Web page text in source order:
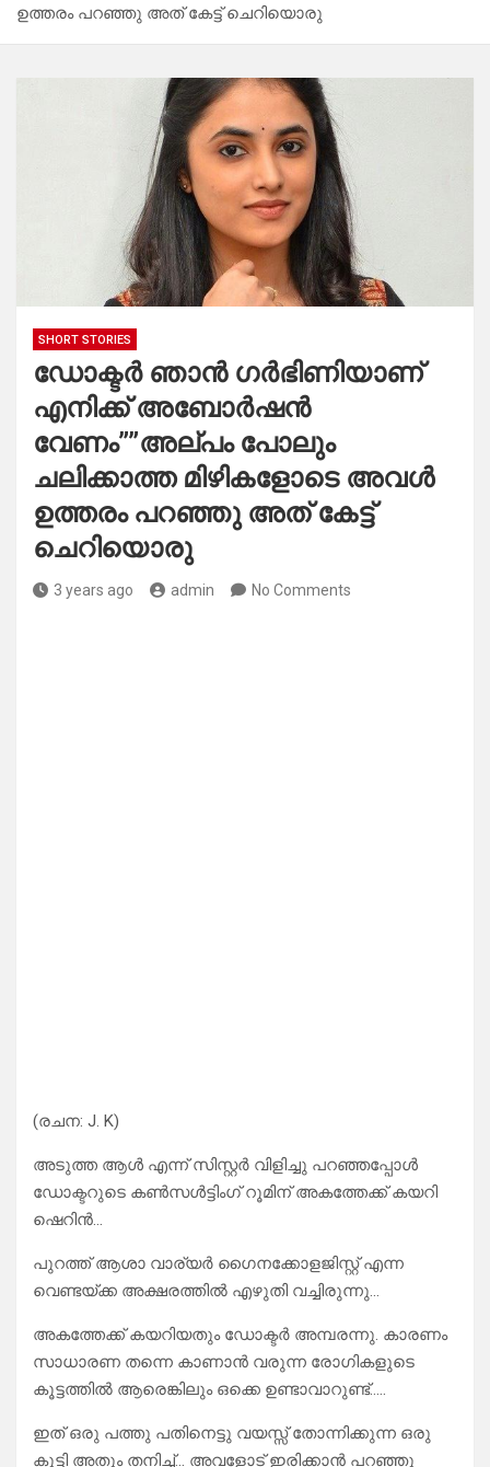
ഉത്തരം പറഞ്ഞു അത് കേട്ട് ചെറിയൊരു
SHORT STORIES
ഡോക്ടർ ഞാൻ ഗർഭിണിയാണ്
എനിക്ക് അബോർഷൻ
വേണം””അല്പം പോലും
ചലിക്കാത്ത മിഴികളോടെ അവൾ
ഉത്തരം പറഞ്ഞു അത് കേട്ട്
ചെറിയൊരു
3 years ago admin No Comments
(രചന: J. K)
അടുത്ത ആൾ എന്ന് സിസ്റ്റർ വിളിച്ചു പറഞ്ഞപ്പോൾ
ഡോക്ടറുടെ കൺസൾട്ടിംഗ് റൂമിന് അകത്തേക്ക് കയറി
ഷെറിൻ…
പുറത്ത് ആശാ വാര്യർ ഗൈനക്കോളജിസ്റ്റ് എന്ന
വെണ്ടയ്ക്ക അക്ഷരത്തിൽ എഴുതി വച്ചിരുന്നു…
അകത്തേക്ക് കയറിയതും ഡോക്ടർ അമ്പരന്നു. കാരണം
സാധാരണ തന്നെ കാണാൻ വരുന്ന രോഗികളുടെ
കൂട്ടത്തിൽ ആരെങ്കിലും ഒക്കെ ഉണ്ടാവാറുണ്ട്…..
ഇത് ഒരു പത്തു പതിനെട്ടു വയസ്സ് തോന്നിക്കുന്ന ഒരു
കുട്ടി അതും തനിച്ച്… അവളോട് ഇരിക്കാൻ പറഞ്ഞു